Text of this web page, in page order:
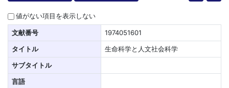
値がない項目を表示しない
文献番号
1974051601
タイトル
生命科学と人文社会科学
サブタイトル
言語